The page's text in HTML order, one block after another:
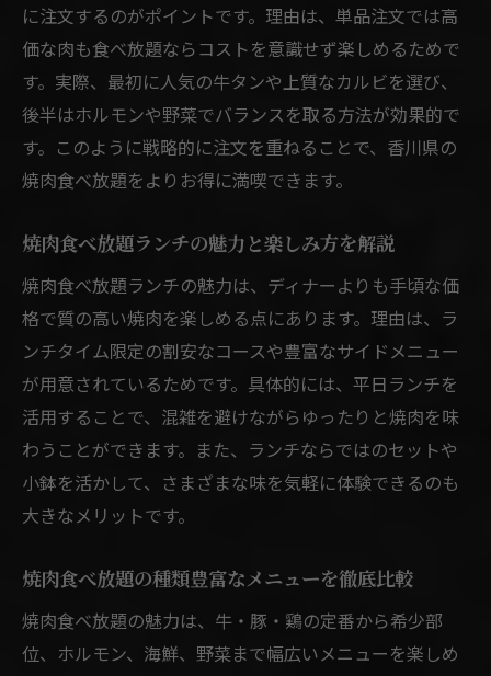
に注文するのがポイントです。理由は、単品注文では高
価な肉も食べ放題ならコストを意識せず楽しめるためで
す。実際、最初に人気の牛タンや上質なカルビを選び、
後半はホルモンや野菜でバランスを取る方法が効果的で
す。このように戦略的に注文を重ねることで、香川県の
焼肉食べ放題をよりお得に満喫できます。
焼肉食べ放題ランチの魅力と楽しみ方を解説
焼肉食べ放題ランチの魅力は、ディナーよりも手頃な価
格で質の高い焼肉を楽しめる点にあります。理由は、ラ
ンチタイム限定の割安なコースや豊富なサイドメニュー
が用意されているためです。具体的には、平日ランチを
活用することで、混雑を避けながらゆったりと焼肉を味
わうことができます。また、ランチならではのセットや
小鉢を活かして、さまざまな味を気軽に体験できるのも
大きなメリットです。
焼肉食べ放題の種類豊富なメニューを徹底比較
焼肉食べ放題の魅力は、牛・豚・鶏の定番から希少部
位、ホルモン、海鮮、野菜まで幅広いメニューを楽しめ